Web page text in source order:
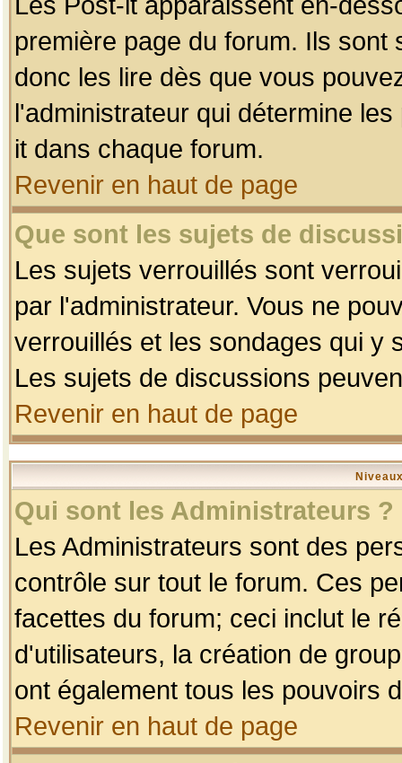
première page du forum. Ils
donc les lire dès que vous
l'administrateur qui détermine
it dans chaque forum.
Revenir en haut de page
Que sont les sujets de
Les sujets verrouillés sont
par l'administrateur. Vous ne
verrouillés et les sondages qui y
Les sujets de discussions
Revenir en haut de page
Qui sont les Administrateurs ?
Les Administrateurs sont des
contrôle sur tout le forum. Ces
facettes du forum; ceci inclut le
d'utilisateurs, la création de
ont également tous les pouvoirs
Revenir en haut de page